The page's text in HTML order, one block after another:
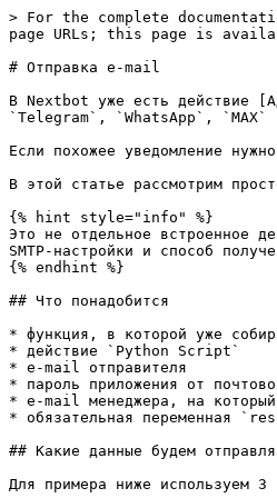
> For the complete documentation index, see [llms.txt](https://doc.nextbot.ru/llms.txt). Markdown versions of documentation pages are available by appending `.md` to page URLs; this page is available as [Markdown](https://doc.nextbot.ru/functional/functions/sending-result/python/otpravka-e-mail.md).

# Отправка e-mail

В Nextbot уже есть действие [Админу в мессенджер](/functional/functions/sending-result/adminu-v-messendzher.md), через которое можно получать уведомления в `Telegram`, `WhatsApp`, `MAX` и другие каналы.

Если похожее уведомление нужно отправлять не в мессенджер, а на e-mail менеджера, это можно сделать через `Python Script`.

В этой статье рассмотрим простой сценарий: пользователь оставил данные, а менеджеру приходит письмо с уведомлением о новой заявке.

{% hint style="info" %}
Это не отдельное встроенное действие Nextbot, а пример реализации через `Python Script`. Логика одинаковая для `Mail.ru`, `Gmail` и `Яндекс.Почты`: меняются только SMTP-настройки и способ получения пароля приложения.
{% endhint %}

## Что понадобится

* функция, в которой уже собираются данные клиента
* действие `Python Script`
* e-mail отправителя
* пароль приложения от почтового провайдера
* e-mail менеджера, на который будут приходить уведомления
* обязательная переменная `result`

## Какие данные будем отправлять менеджеру

Для примера ниже используем 3 параметра функции:

| Имя параметра | Тип параметра | Что передаём                                    |
| ------------- | ------------- | ----------------------------------------------- |
| `client_name` | Строка        | Имя клиента                                     |
| `phone`       | Строка        | Телефон клиента                                 |
| `question`    | Строка        | Что хочет клиент или с каким вопросом обратился |